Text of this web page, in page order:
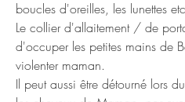
boucles d'oreilles, les lunettes
Le collier d'allaitement / de
d'occuper les petites mains de
violenter maman.
Il peut aussi être détourné lors